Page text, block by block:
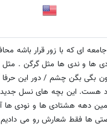
ای که با زور قرار باشه
ها و ندی ها مثل گرگن .
بگی بگن چشم / دور این
هست. این بچه های نسل جدید
دهه هشتادی ها و نودی ها
ها فقط شعارش رو می دادیم